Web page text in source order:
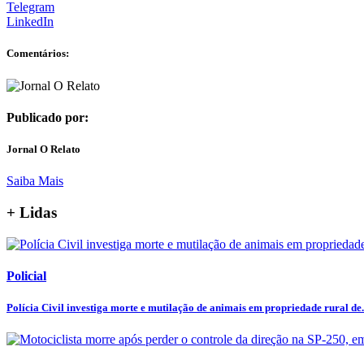
Telegram
LinkedIn
Comentários:
Publicado por:
Jornal O Relato
Saiba Mais
+ Lidas
Policial
Polícia Civil investiga morte e mutilação de animais em propriedade rural